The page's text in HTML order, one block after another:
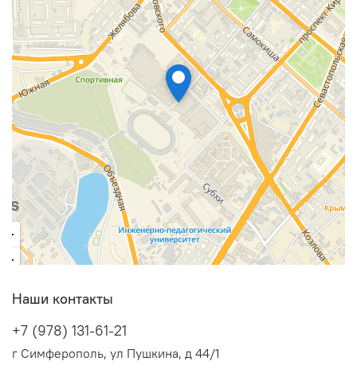
Наши контакты
+7 (978) 131-61-21
г Симферополь, ул Пушкина, д 44/1